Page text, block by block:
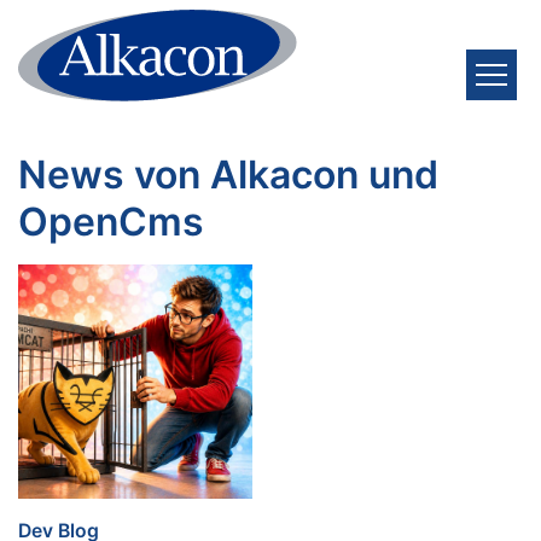
Zum Inhalt springen
News von Alkacon und
OpenCms
Dev Blog